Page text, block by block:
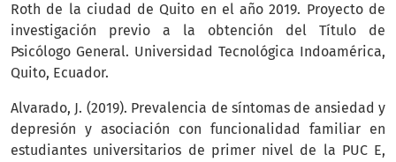
Roth de la ciudad de Quito en el año 2019. Proyecto de
investigación previo a la obtención del Título de
Psicólogo General. Universidad Tecnológica Indoamérica,
Quito, Ecuador.
Alvarado, J. (2019). Prevalencia de síntomas de ansiedad y
depresión y asociación con funcionalidad familiar en
estudiantes universitarios de primer nivel de la PUC E,